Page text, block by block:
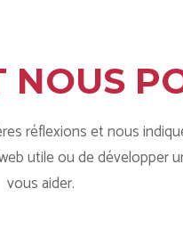
NOUS
réflexions et nous
utile ou de
vous aider.